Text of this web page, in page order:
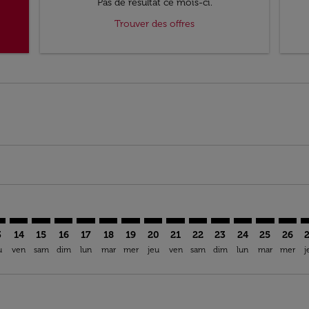
Pas de résultat ce mois-ci.
Trouver des offres
14
ven
15
sam
16
dim
17
lun
18
mar
ROB–CMN: cmp-view-offers-
19
mer
ROB–CMN: cmp-view-offers-
20
jeu
ROB–CMN: cmp-view-
21
ven
ROB–CMN: cmp-
22
sam
ROB–CMN: cmp-
23
dim
ROB–CMN:
24
lun
25
mar
26
mer